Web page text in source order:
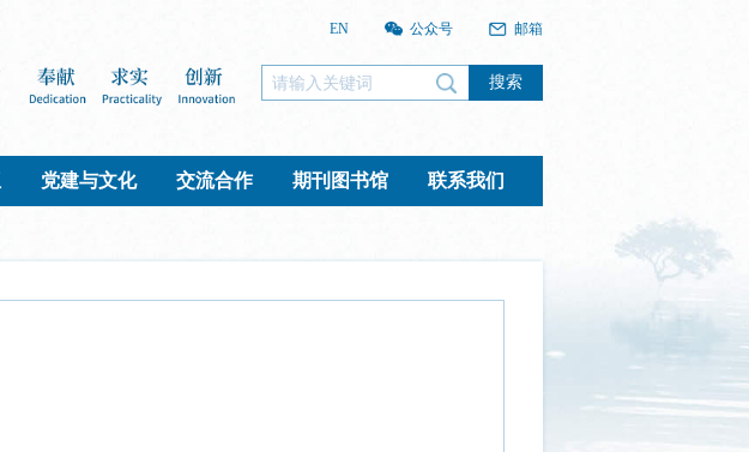
EN 公众号 邮箱
搜索
党建与文化 交流合作 期刊图书馆 联系我们